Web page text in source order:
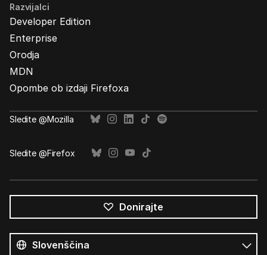
Razvijalci
Developer Edition
Enterprise
Orodja
MDN
Opombe ob izdaji Firefoxa
Sledite @Mozilla
Sledite @Firefox
Donirajte
jeziki
Jezik